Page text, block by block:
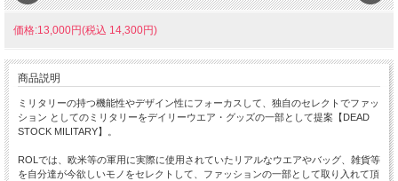
価格:13,000円(税込 14,300円)
商品説明
ミリタリーの持つ機能性やデザイン性にフォーカスして、独自のセレクトでファッ
ション としてのミリタリーをデイリーウエア・グッズの一部として提案【DEAD
STOCK MILITARY】。
ROLでは、欧米等の軍用に実際に使用されていたリアルなウエアやバッグ、雑貨等
を自分達が今欲しいモノをセレクトして、ファッションの一部として取り入れて頂